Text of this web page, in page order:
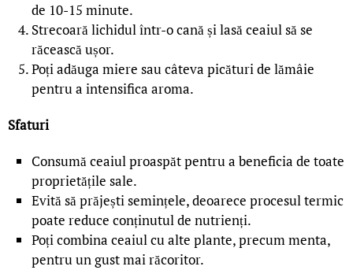
de 10-15 minute.
Strecoară lichidul într-o cană și lasă ceaiul să se
răcească ușor.
Poți adăuga miere sau câteva picături de lămâie
pentru a intensifica aroma.
Sfaturi
Consumă ceaiul proaspăt pentru a beneficia de toate
proprietățile sale.
Evită să prăjești semințele, deoarece procesul termic
poate reduce conținutul de nutrienți.
Poți combina ceaiul cu alte plante, precum menta,
pentru un gust mai răcoritor.